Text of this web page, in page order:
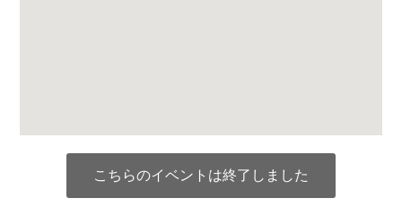
こちらのイベントは終了しました